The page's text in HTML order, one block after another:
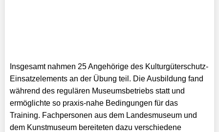
Insgesamt nahmen 25 Angehörige des Kulturgüterschutz-
Einsatzelements an der Übung teil. Die Ausbildung fand
während des regulären Museumsbetriebs statt und
ermöglichte so praxis-nahe Bedingungen für das
Training. Fachpersonen aus dem Landesmuseum und
dem Kunstmuseum bereiteten dazu verschiedene